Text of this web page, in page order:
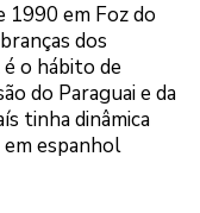
1990 em Foz do
dos
o hábito de
do Paraguai e da
tinha dinâmica
em espanhol